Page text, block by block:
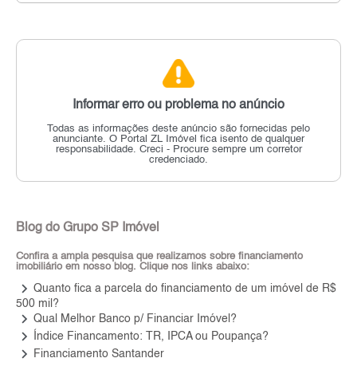
Informar erro ou problema no anúncio
Todas as informações deste anúncio são fornecidas pelo
anunciante. O Portal ZL Imóvel fica isento de qualquer
responsabilidade. Creci - Procure sempre um corretor
credenciado.
Blog do Grupo SP Imóvel
Confira a ampla pesquisa que realizamos sobre financiamento
imobiliário em nosso blog. Clique nos links abaixo:
keyboard_arrow_right Quanto fica a parcela do financiamento de um imóvel de R$
500 mil?
keyboard_arrow_right Qual Melhor Banco p/ Financiar Imóvel?
keyboard_arrow_right Índice Financamento: TR, IPCA ou Poupança?
keyboard_arrow_right Financiamento Santander